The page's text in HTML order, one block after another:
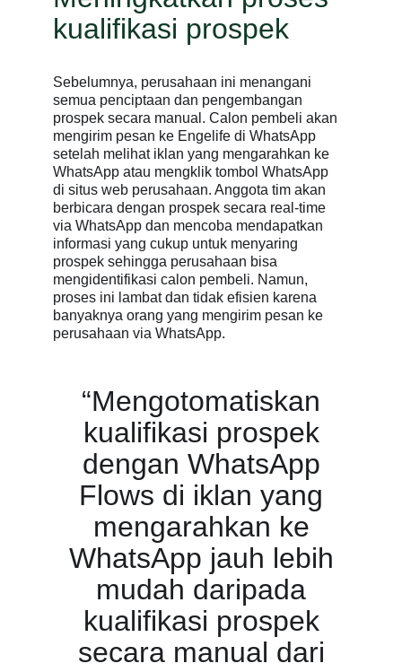
kualifikasi prospek
Sebelumnya, perusahaan ini menangani
semua penciptaan dan pengembangan
prospek secara manual. Calon pembeli akan
mengirim pesan ke Engelife di WhatsApp
setelah melihat iklan yang mengarahkan ke
WhatsApp atau mengklik tombol WhatsApp
di situs web perusahaan. Anggota tim akan
berbicara dengan prospek secara real-time
via WhatsApp dan mencoba mendapatkan
informasi yang cukup untuk menyaring
prospek sehingga perusahaan bisa
mengidentifikasi calon pembeli. Namun,
proses ini lambat dan tidak efisien karena
banyaknya orang yang mengirim pesan ke
perusahaan via WhatsApp.
“Mengotomatiskan
kualifikasi prospek
dengan WhatsApp
Flows di iklan yang
mengarahkan ke
WhatsApp jauh lebih
mudah daripada
kualifikasi prospek
secara manual dari